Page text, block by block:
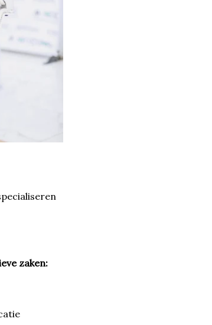
zaken: